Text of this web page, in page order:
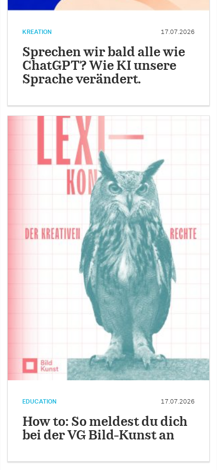
KREATION 17.07.2026
Sprechen wir bald alle wie
ChatGPT? Wie KI unsere
Sprache verändert.
EDUCATION 17.07.2026
How to: So meldest du dich
bei der VG Bild-Kunst an